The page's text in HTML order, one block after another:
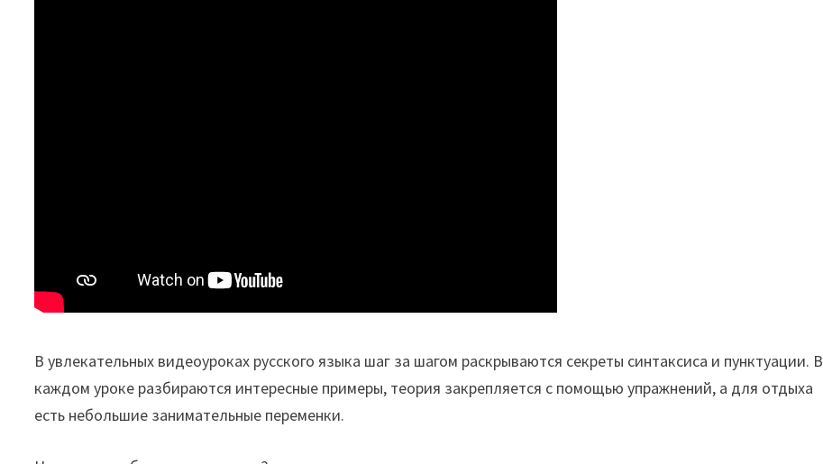
В увлекательных видеоуроках русского языка шаг за шагом раскрываются секреты синтаксиса и пунктуации. В
каждом уроке разбираются интересные примеры, теория закрепляется с помощью упражнений, а для отдыха
есть небольшие занимательные переменки.